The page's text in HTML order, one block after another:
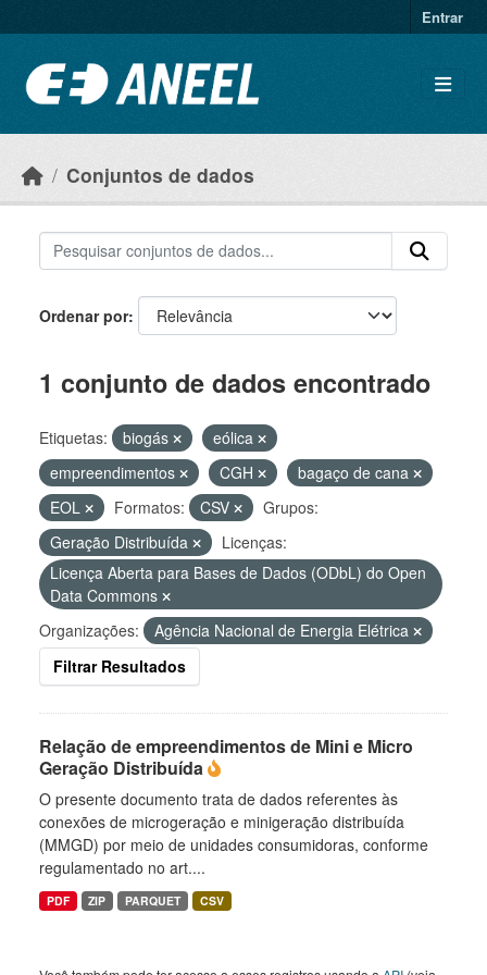
Entrar
Conjuntos de dados
Ordenar por
1 conjunto de dados encontrado
Etiquetas: biogás
eólica
empreendimentos
CGH
bagaço de cana
EOL
Formatos: CSV
Grupos:
Geração Distribuída
Licenças:
Licença Aberta para Bases de Dados (ODbL) do Open
Data Commons
Organizações:
Agência Nacional de Energia Elétrica
Filtrar Resultados
Relação de empreendimentos de Mini e Micro
Geração Distribuída
O presente documento trata de dados referentes às
conexões de microgeração e minigeração distribuída
(MMGD) por meio de unidades consumidoras, conforme
regulamentado no art....
PDF ZIP PARQUET CSV